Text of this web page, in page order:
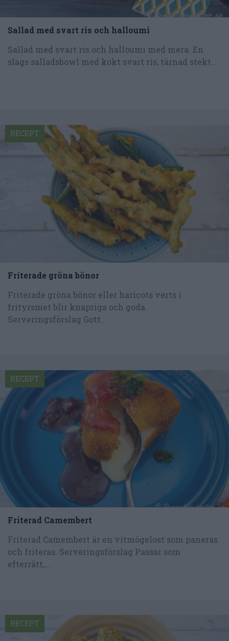
Sallad med svart ris och halloumi
Sallad med svart ris och halloumi med mera. En
slags salladsbowl med kokt svart ris, tärnad stekt...
Friterade gröna bönor
Friterade gröna bönor eller haricots verts i
frityrsmet blir knapriga och goda.
Serveringsförslag Gott...
RECEPT
Friterad Camembert
Friterad Camembert är en vitmögelost som paneras
och friteras. Serveringsförslag Passar som
efterrätt,...
RECEPT
RECEPT